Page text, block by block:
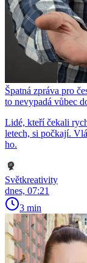
Špatná zpráva pro
to nevypadá vůbec
Lidé, kteří čekali
letech, si počkají.
ho.
Světkreativity
dnes, 07:21
3 min